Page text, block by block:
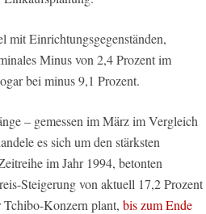
mit Einrichtungsgegenständen,
Minus von 2,4 Prozent im
bei minus 9,1 Prozent.
– gemessen im März im Vergleich
es sich um den stärksten
im Jahr 1994, betonten
Steigerung von aktuell 17,2 Prozent
Tchibo-Konzern plant, bis zum Ende